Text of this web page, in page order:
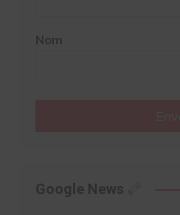
Nom
Google News